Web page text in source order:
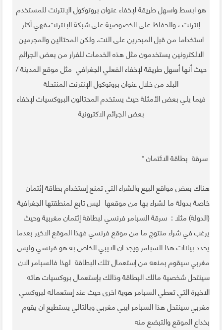
هو ابسط واسهل طريقة لإخفاء عنوان بروتوكول الإنترنت للمستخدم
إنترنت ، والحفاظ على الخصوصية على شبكة الإنترنت.فهي أكثر
استخداما من قبل المبحرين على النت. ولكن المحتالين والمجرمين
الالكترونين يستخدمون مثل هذه الخدمات للفرار من بعض الجرائم
حيث أنها أسهل طريقة لإخفاء الفعلي الجغرافي مثل موقع المدينة /
البلد من خلال عنوان بروتوكول الإنترنت المنتحلة
فيما يلي بعض الأمثلة حيث يستخدم المحتالون البروكسيات لإخفاء
بعض الجرائم الاكترونية
سرقة بطاقة الائتمان*
هناك بعض مواقع البيع والشراء التي تمنع إستخدام بطاقة إئتمان
خاصة بدولة ما لشراء بها من موقعها ليس تابع لمنطقتها الجغرافية
(الدولة) مثلا : سرقة السبامر فرنسي لبطاقة إئتمان مغربية وحيث
يرغب في شراء منتوج ما من موقع فرنسي فهذا الموقع الاخير بعدما
يحدد بيانات هذا السبامر ويجد ان الايبي الخاص به هو فرنسي وليس
مغربي سيقوم بمنعه من إستعمال تلك البطاقة لهذا فالسبامر الان
سينتحل شخصية مالك البطاقة وذالك بإستعمال بروكسيات هاته
الاخيرة التي تعطي السبامر هوية اخرى حيث عند إستعماله لبروكسي
مغربي سينتحل هذا السبامر ايبي مغربي وبالتالي يستطيع ان يقوم
بخداع الموقع والتبضع منه